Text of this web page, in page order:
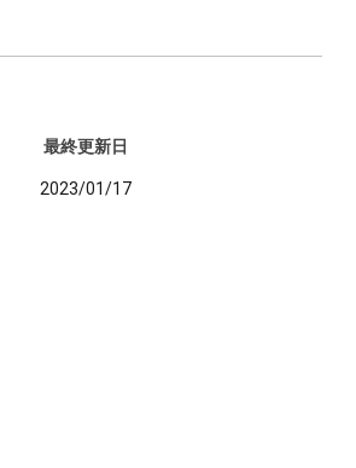
最終更新日
2023/01/17